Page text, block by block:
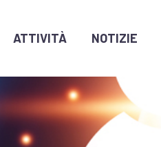
ATTIVITÀ NOTIZIE